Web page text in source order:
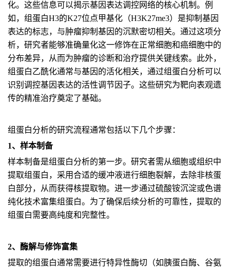
化。这些信息可以揭示基因表达调控网络的核心机制。例
如，组蛋白H3的K27位点甲基化（H3K27me3）是抑制基因
表达的标志，与肿瘤抑制基因的沉默密切相关。通过这项分
析，研究者能够准确量化这一修饰在正常细胞和癌细胞中的
分布差异，从而为肿瘤的诊断和治疗提供关键线索。此外，
组蛋白乙酰化通常与基因的活化相关，通过组蛋白分析可以
识别调控基因表达的活性调节因子。这些研究为靶向表观遗
传的精准治疗奠定了基础。
组蛋白分析的研究流程通常包括以下几个步骤：
1、样本制备
样本制备是组蛋白分析的第一步。研究者需从细胞或组织中
提取组蛋白，采用合适的缓冲液进行细胞裂解，去除非核蛋
白部分，从而获得核提取物。进一步通过硫酸铵沉淀或色谱
纯化技术富集组蛋白。为了确保后续分析的可靠性，提取的
组蛋白需要高纯度和完整性。
2、酶解与修饰富集
提取的组蛋白通常需要进行特异性酶切（如胰蛋白酶、谷氨